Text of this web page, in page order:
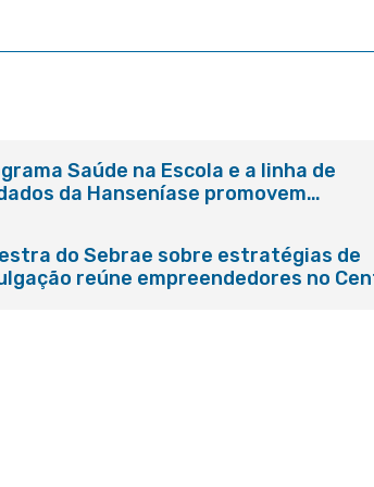
Saúde na Escola e a linha de
da Hanseníase promovem
do Sebrae sobre estratégias de
reúne empreendedores no